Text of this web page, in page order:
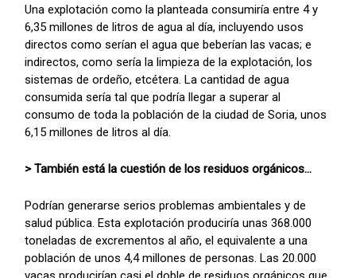
Una explotación como la planteada consumiría entre 4 y
6,35 millones de litros de agua al día, incluyendo usos
directos como serían el agua que beberían las vacas; e
indirectos, como sería la limpieza de la explotación, los
sistemas de ordeño, etcétera. La cantidad de agua
consumida sería tal que podría llegar a superar al
consumo de toda la población de la ciudad de Soria, unos
6,15 millones de litros al día.
> También está la cuestión de los residuos orgánicos...
Podrían generarse serios problemas ambientales y de
salud pública. Esta explotación produciría unas 368.000
toneladas de excrementos al año, el equivalente a una
población de unos 4,4 millones de personas. Las 20.000